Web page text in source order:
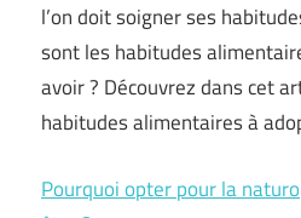
l’on doit soigner ses
sont les habitudes
avoir ? Découvrez dans cet
habitudes alimentaires à
Pourquoi opter pour la